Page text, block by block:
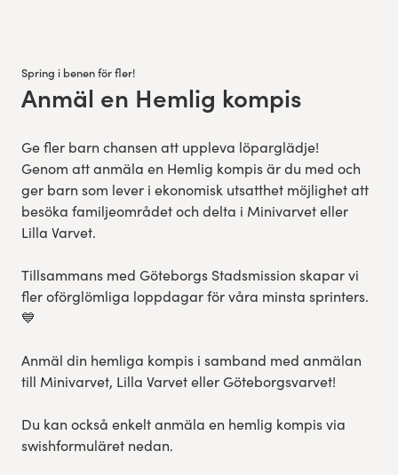
Spring i benen för fler!
Anmäl en Hemlig kompis
Ge fler barn chansen att uppleva löparglädje!
Genom att anmäla en Hemlig kompis är du med och
ger barn som lever i ekonomisk utsatthet möjlighet att
besöka familjeområdet och delta i Minivarvet eller
Lilla Varvet.
Tillsammans med Göteborgs Stadsmission skapar vi
fler oförglömliga loppdagar för våra minsta sprinters.
💙
Anmäl din hemliga kompis i samband med anmälan
till Minivarvet, Lilla Varvet eller Göteborgsvarvet!
Du kan också enkelt anmäla en hemlig kompis via
swishformuläret nedan.